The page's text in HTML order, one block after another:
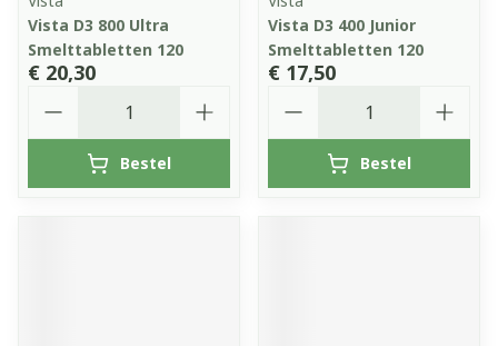
Vista D3 800 Ultra
Smelttabletten 120
€ 20,30
Bestel
Vista D3 400 Junior
Smelttabletten 120
€ 17,50
Bestel